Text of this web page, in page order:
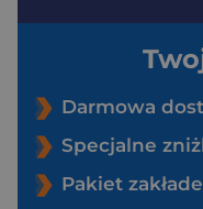
Darmowa
Specjalne
Pakiet